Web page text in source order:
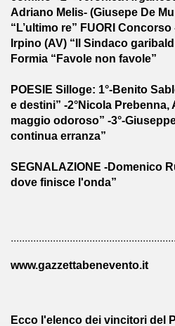
Adriano Melis- (Giusepe De
“L’ultimo re” FUORI
Irpino (AV) “Il Sindaco
Formia “Favole non favole”
POESIE Silloge: 1°-Benito
e destini” -2°Nicola Prebenna,
maggio odoroso” -3°-
continua erranza”
SEGNALAZIONE -Domenico
dove finisce l'onda”
www.gazzettabenevento.it
Ecco l'elenco dei vincitori del